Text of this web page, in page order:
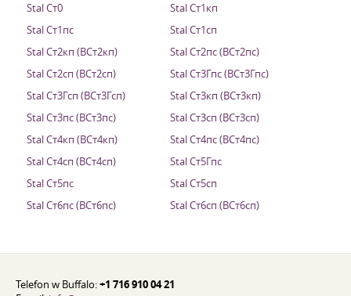
Stal Ст0
Stal Ст1кп
Stal Ст1пс
Stal Ст1сп
Stal Ст2кп (ВСт2кп)
Stal Ст2пс (ВСт2пс)
Stal Ст2сп (ВСт2сп)
Stal Ст3Гпс (ВСт3Гпс)
Stal Ст3Гсп (ВСт3Гсп)
Stal Ст3кп (ВСт3кп)
Stal Ст3пс (ВСт3пс)
Stal Ст3сп (ВСт3сп)
Stal Ст4кп (ВСт4кп)
Stal Ст4пс (ВСт4пс)
Stal Ст4сп (ВСт4сп)
Stal Ст5Гпс
Stal Ст5пс
Stal Ст5сп
Stal Ст6пс (ВСт6пс)
Stal Ст6сп (ВСт6сп)
Telefon w Buffalo:+1 716 910 04 21